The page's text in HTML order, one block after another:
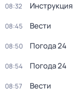
08:32 Инструкция
08:45 Вести
08:50 Погода 24
08:54 Погода 24
08:57 Вести